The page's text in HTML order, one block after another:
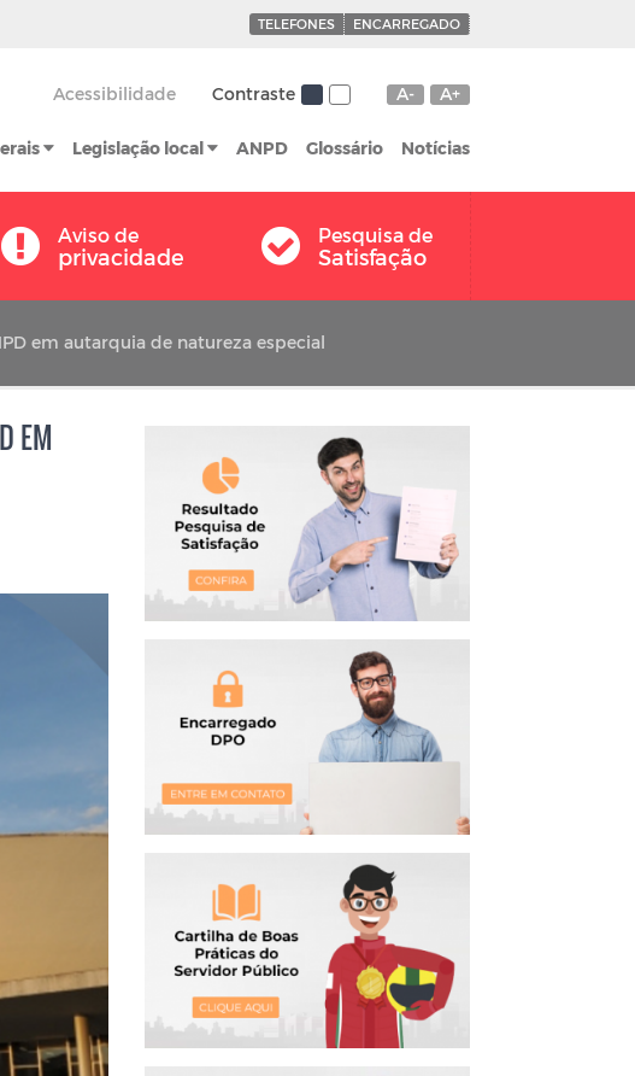
TELEFONES ENCARREGADO
A- A+
Contraste
Acessibilidade
Legislação local ANPD Glossário Notícias
Aviso de
privacidade
Pesquisa de
Satisfação
em autarquia de natureza especial
EM